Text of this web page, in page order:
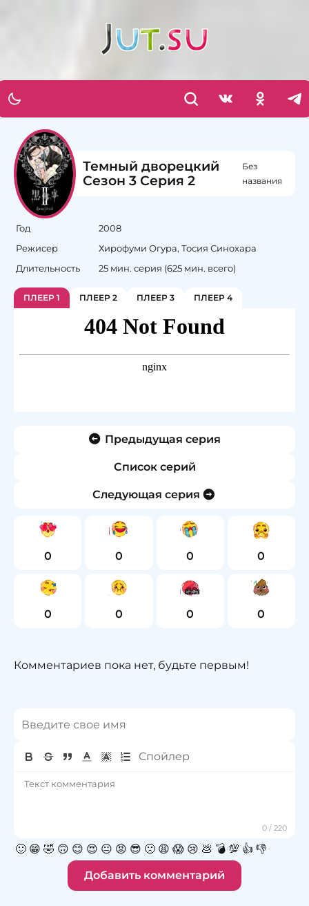
Темный дворецкий
Сезон 3 Серия 2
Без
названия
Год
2008
Режисер
Хирофуми Огура, Тосия Синохара
Длительность
25 мин. серия (625 мин. всего)
ПЛЕЕР 1 ПЛЕЕР 2 ПЛЕЕР 3 ПЛЕЕР 4
Предыдущая серия
Список серий
Следующая серия
0 0 0 0
0 0 0 0
🙂 😁 🤣 🙃 😊 😍 😐 😡 😎 🙁 😩 😱 😢 💩 💣 💯 👍 👎
Добавить комментарий
Комментариев пока нет, будьте первым!